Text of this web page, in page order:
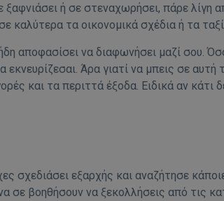
ή σε στεναχωρήσει, πάρε λίγη
τα οικονομικά σχέδια ή τα
αποφασίσει να διαφωνήσει μαζί σου.
Άρα γιατί να μπεις σε αυτή
και τα περιττά έξοδα. Ειδικά αν κάτι
σχεδιάσει εξαρχής και αναζήτησε
σε βοηθήσουν να ξεκολλήσεις από τις